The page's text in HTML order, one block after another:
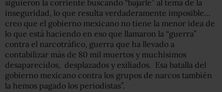
siguieron la corriente buscando “bajarle” al tema de la
inseguridad, lo que resulta verdaderamente imposible…
creo que el gobierno mexicano no tiene la menor idea de
lo que está haciendo en eso que llamaron la “guerra”
contra el narcotráfico, guerra que ha llevado a
contabilizar más de 80 mil muertos y muchísimos
desaparecidos, desplazados y exiliados. Esa batalla del
gobierno mexicano contra los grupos de narcos también
la hemos pagado los periodistas”.